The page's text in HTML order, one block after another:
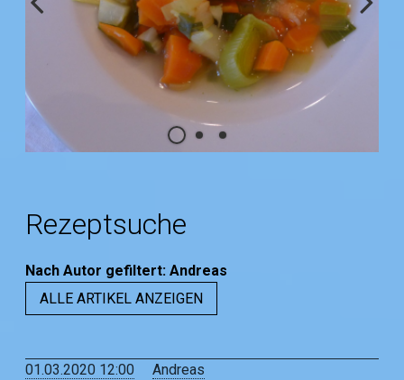
Rezeptsuche
Nach Autor gefiltert: Andreas
ALLE ARTIKEL ANZEIGEN
01.03.2020 12:00 Andreas